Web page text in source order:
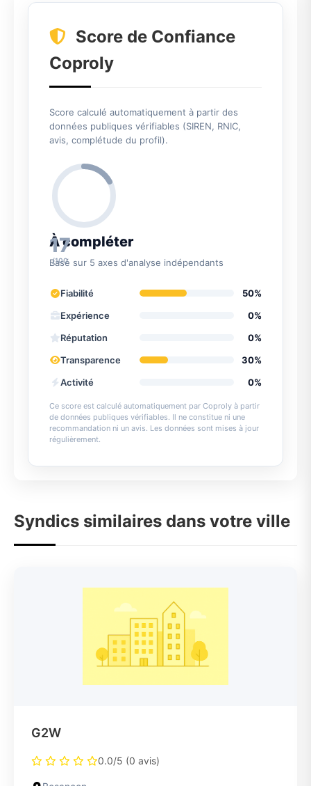
Score de Confiance
Coproly
Score calculé automatiquement à partir des
données publiques vérifiables (SIREN, RNIC,
avis, complétude du profil).
17
/100
À compléter
Basé sur 5 axes d'analyse indépendants
Fiabilité
50%
Expérience
0%
Réputation
0%
Transparence
30%
Activité
0%
Ce score est calculé automatiquement par Coproly à partir
de données publiques vérifiables. Il ne constitue ni une
recommandation ni un avis. Les données sont mises à jour
régulièrement.
Syndics similaires dans votre ville
G2W
0.0/5 (0 avis)